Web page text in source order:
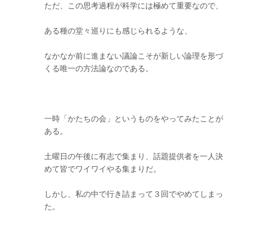
ただ、この思考過程が科学には極めて重要なので、
ある種の堂々巡りにも感じられるような、
なかなか前に進まない議論こそが新しい論理を形づ
くる唯一の方法論なのである。
一時「かたちの会」というものをやってみたことが
ある。
土曜日の午後に有志で集まり、話題提供者を一人決
めて皆でワイワイやる集まりだ。
しかし、私の中で行き詰まって３回でやめてしまっ
た。